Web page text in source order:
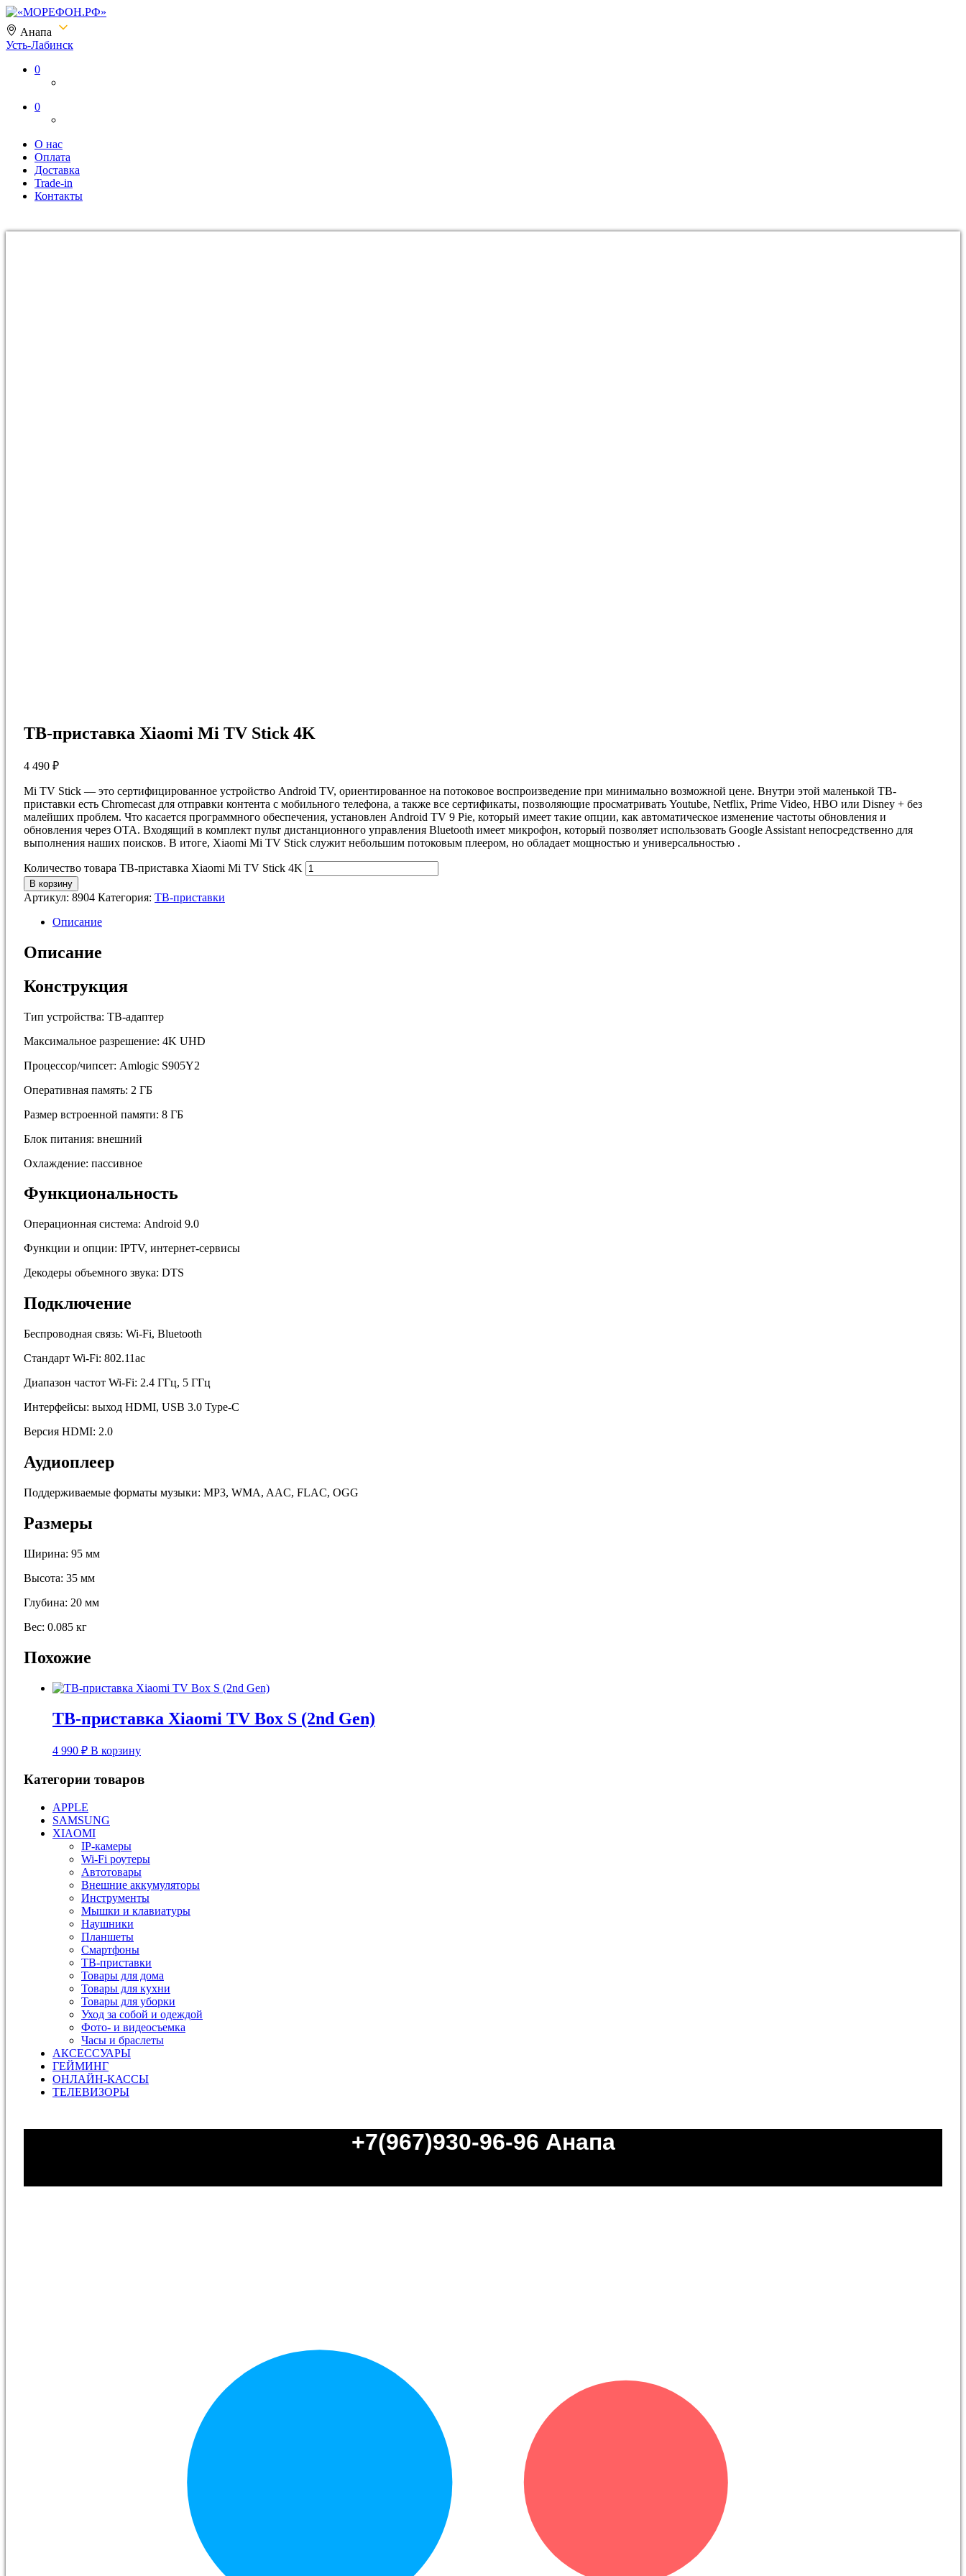
Анапа
Усть-Лабинск
«МОРЕФОН.РФ»
0
0
О нас
Оплата
Доставка
Trade-in
Контакты
ТВ-приставка Xiaomi Mi TV Stick 4K
4 490 ₽
Mi TV Stick — это сертифицированное устройство Android TV, ориентированное на потоковое воспроизведение при минимально возможной цене. Внутри этой маленькой ТВ-
приставки есть Chromecast для отправки контента с мобильного телефона, а также все сертификаты, позволяющие просматривать Youtube, Netflix, Prime Video, HBO или Disney + без
малейших проблем. Что касается программного обеспечения, установлен Android TV 9 Pie, который имеет такие опции, как автоматическое изменение частоты обновления и
обновления через OTA. Входящий в комплект пульт дистанционного управления Bluetooth имеет микрофон, который позволяет использовать Google Assistant непосредственно для
выполнения наших поисков. В итоге, Xiaomi Mi TV Stick служит небольшим потоковым плеером, но обладает мощностью и универсальностью .
Количество товара ТВ-приставка Xiaomi Mi TV Stick 4K
В корзину
Артикул: 8904 Категория: ТВ-приставки
Описание
Описание
Конструкция
Тип устройства: ТВ-адаптер
Максимальное разрешение: 4K UHD
Процессор/чипсет: Amlogic S905Y2
Оперативная память: 2 ГБ
Размер встроенной памяти: 8 ГБ
Блок питания: внешний
Охлаждение: пассивное
Функциональность
Операционная система: Android 9.0
Функции и опции: IPTV, интернет-сервисы
Декодеры объемного звука: DTS
Подключение
Беспроводная связь: Wi-Fi, Bluetooth
Стандарт Wi-Fi: 802.11ac
Диапазон частот Wi-Fi: 2.4 ГГц, 5 ГГц
Интерфейсы: выход HDMI, USB 3.0 Type-С
Версия HDMI: 2.0
Аудиоплеер
Поддерживаемые форматы музыки: MP3, WMA, AAC, FLAC, OGG
Размеры
Ширина: 95 мм
Высота: 35 мм
Глубина: 20 мм
Вес: 0.085 кг
Похожие
ТВ-приставка Xiaomi TV Box S (2nd Gen)
4 990 ₽ В корзину
Категории товаров
APPLE
SAMSUNG
XIAOMI
IP-камеры
Wi-Fi роутеры
Автотовары
Внешние аккумуляторы
Инструменты
Мышки и клавиатуры
Наушники
Планшеты
Смартфоны
ТВ-приставки
Товары для дома
Товары для кухни
Товары для уборки
Уход за собой и одеждой
Фото- и видеосъемка
Часы и браслеты
АКСЕССУАРЫ
ГЕЙМИНГ
ОНЛАЙН-КАССЫ
ТЕЛЕВИЗОРЫ
+7(967)930-96-96 Анапа